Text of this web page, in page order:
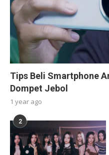
Tips Beli Smartphone
Dompet Jebol
1 year ago
2